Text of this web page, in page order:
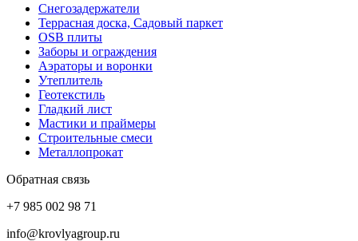
Снегозадержатели
Террасная доска, Садовый паркет
OSB плиты
Заборы и ограждения
Аэраторы и воронки
Утеплитель
Геотекстиль
Гладкий лист
Мастики и праймеры
Строительные смеси
Металлопрокат
Обратная связь
+7 985 002 98 71
info@krovlyagroup.ru